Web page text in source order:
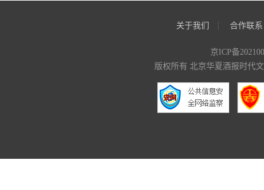
关于我们 合作联系
京ICP备
版权所有 北京华夏酒报时代文